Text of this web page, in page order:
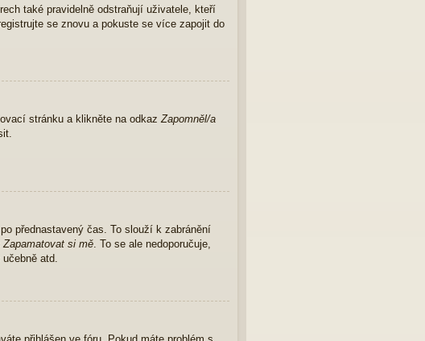
také pravidelně odstraňují uživatele, kteří
se znovu a pokuste se více zapojit do
stránku a klikněte na odkazZapomněl/a
přednastavený čas. To slouží k zabránění
Zapamatovat si mě . To se ale nedoporučuje,
atd.